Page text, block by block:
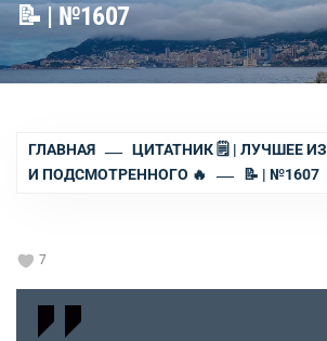
📝 | №1607
ГЛАВНАЯ
ЦИТАТНИК 🗒 | ЛУЧШЕЕ
И ПОДСМОТРЕННОГО 🔥
📝 | №1607
7